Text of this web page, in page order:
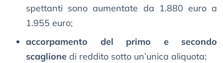
spettanti sono aumentate da 1.880 euro a
1.955 euro;
accorpamento del primo e secondo
scaglione di reddito sotto un’unica aliquota;